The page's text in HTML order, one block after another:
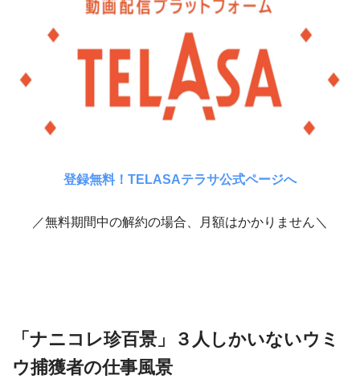
登録無料！TELASAテラサ公式ページへ
／無料期間中の解約の場合、月額はかかりません＼
「ナニコレ珍百景」３人しかいないウミ
ウ捕獲者の仕事風景